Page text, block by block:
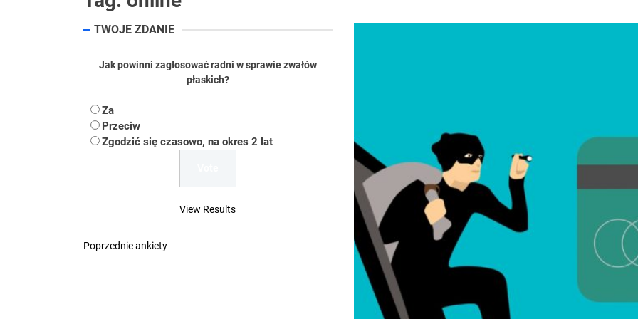
Uwaga Dębieńsko – woda nieprzydatna do spożycia!!!
Dość komentowania kolejnych afer w ochronie zdrowia — czas zacząć mówić o
TWOJE ZDANIE
Jak powinni zagłosować radni w sprawie zwałów
płaskich?
Za
Przeciw
Zgodzić się czasowo, na okres 2 lat
View Results
Poprzednie ankiety